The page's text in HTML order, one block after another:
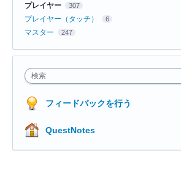
プレイヤー 307
プレイヤー（タッチ） 6
マスター 247
検索
フィードバックを行う
QuestNotes